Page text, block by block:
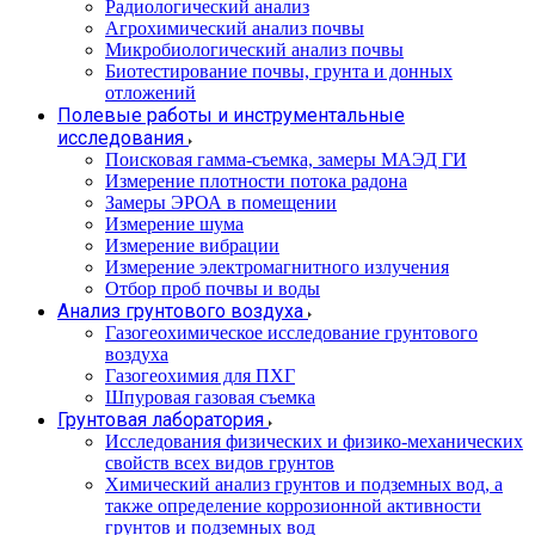
Радиологический анализ
Агрохимический анализ почвы
Микробиологический анализ почвы
Биотестирование почвы, грунта и донных
отложений
Полевые работы и инструментальные
исследования
Поисковая гамма-съемка, замеры МАЭД ГИ
Измерение плотности потока радона
Замеры ЭРОА в помещении
Измерение шума
Измерение вибрации
Измерение электромагнитного излучения
Отбор проб почвы и воды
Анализ грунтового воздуха
Газогеохимическое исследование грунтового
воздуха
Газогеохимия для ПХГ
Шпуровая газовая съемка
Грунтовая лаборатория
Исследования физических и физико-механических
свойств всех видов грунтов
Химический анализ грунтов и подземных вод, а
также определение коррозионной активности
грунтов и подземных вод